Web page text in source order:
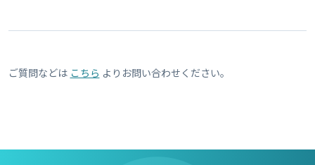
ご質問などは こちら よりお問い合わせください。